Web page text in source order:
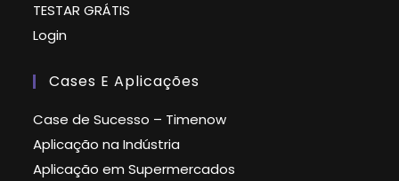
TESTAR GRÁTIS
Login
Cases E Aplicações
Case de Sucesso – Timenow
Aplicação na Indústria
Aplicação em Supermercados